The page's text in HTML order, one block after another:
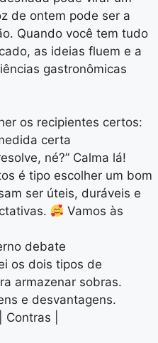
de ontem pode ser a
Quando você tem tudo
as ideias fluem e a
gastronômicas
os recipientes certos:
certa
né?” Calma lá!
é tipo escolher um bom
ser úteis, duráveis e
Vamos às
debate
os dois tipos de
armazenar sobras.
e desvantagens.
|